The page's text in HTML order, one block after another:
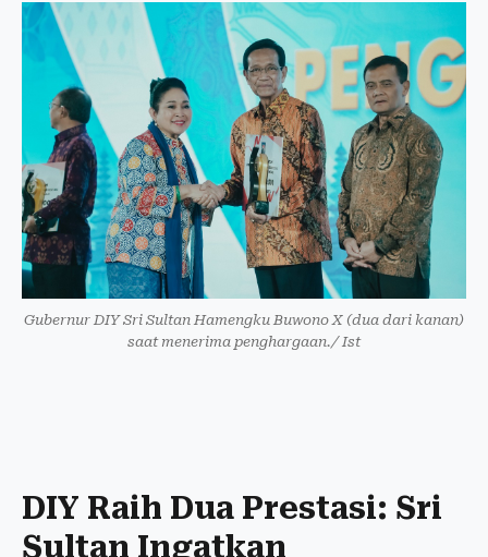
Gubernur DIY Sri Sultan Hamengku Buwono X (dua dari kanan)
saat menerima penghargaan./ Ist
DIY Raih Dua Prestasi: Sri
Sultan Ingatkan